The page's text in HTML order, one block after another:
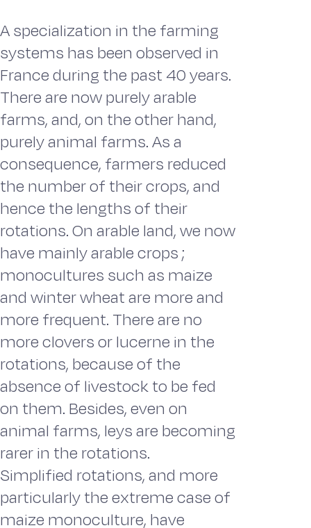
A specialization in the farming
systems has been observed in
France during the past 40 years.
There are now purely arable
farms, and, on the other hand,
purely animal farms. As a
consequence, farmers reduced
the number of their crops, and
hence the lengths of their
rotations. On arable land, we now
have mainly arable crops ;
monocultures such as maize
and winter wheat are more and
more frequent. There are no
more clovers or lucerne in the
rotations, because of the
absence of livestock to be fed
on them. Besides, even on
animal farms, leys are becoming
rarer in the rotations.
Simplified rotations, and more
particularly the extreme case of
maize monoculture, have